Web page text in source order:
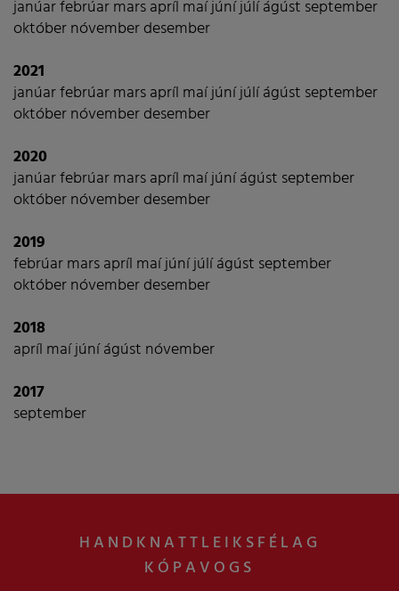
janúarfebrúarmarsapríl maíjúníjúlíágúst september
októbernóvemberdesember
2021
janúarfebrúarmarsapríl maíjúníjúlíágúst september
októbernóvemberdesember
2020
janúarfebrúarmarsapríl maíjúníágúst september
októbernóvemberdesember
2019
febrúarmarsapríl maíjúníjúlíágúst september
októbernóvemberdesember
2018
apríl maíjúníágúst nóvember
2017
september
HANDKNATTLEIKSFÉLAG
KÓPAVOGS